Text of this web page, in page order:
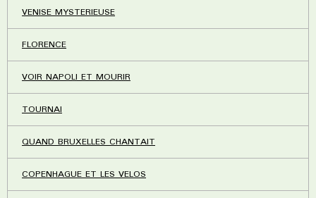
VENISE MYSTERIEUSE
FLORENCE
VOIR NAPOLI ET MOURIR
TOURNAI
QUAND BRUXELLES CHANTAIT
COPENHAGUE ET LES VELOS